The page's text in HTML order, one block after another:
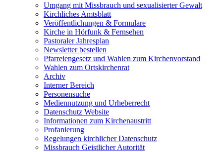
Umgang mit Missbrauch und sexualisierter Gewalt
Kirchliches Amtsblatt
Veröffentlichungen & Formulare
Kirche in Hörfunk & Fernsehen
Pastoraler Jahresplan
Newsletter bestellen
Pfarreiengesetz und Wahlen zum Kirchenvorstand
Wahlen zum Ortskirchenrat
Archiv
Interner Bereich
Personensuche
Mediennutzung und Urheberrecht
Datenschutz Website
Informationen zum Kirchenaustritt
Profanierung
Regelungen kirchlicher Datenschutz
Missbrauch Geistlicher Autorität